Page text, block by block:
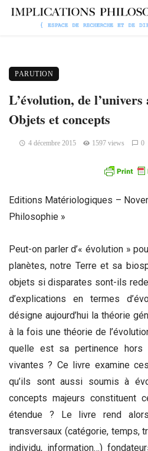
PARUTION
L’évolution, de l’univers
Objets et concepts
4 décembre 2015 1597 views 0
Editions Matériologiques –
Philosophie »
Peut-on parler d’« évolution »
planètes, notre Terre et sa
objets si disparates sont-ils
d’explications en termes
désigne aujourd’hui la théorie
à la fois une théorie de
quelle est sa pertinence hors
vivantes ? Ce livre examine
qu’ils sont aussi soumis à
concepts majeurs constituent
étendue ? Le livre rend
transversaux (catégorie, temps,
individu, information…)